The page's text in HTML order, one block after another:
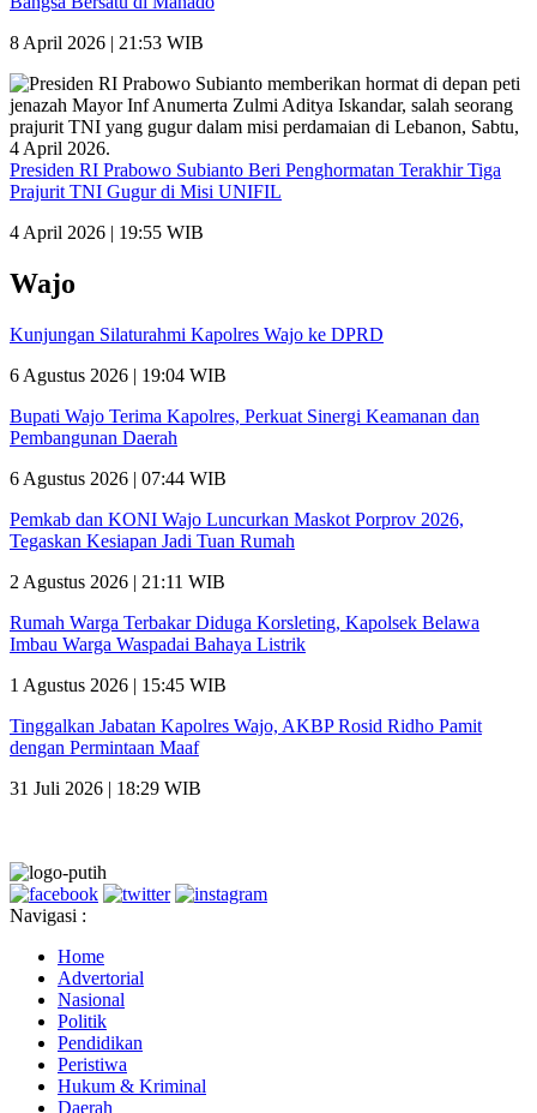
8 April 2026 | 21:53 WIB
Presiden RI Prabowo Subianto Beri Penghormatan Terakhir Tiga
Prajurit TNI Gugur di Misi UNIFIL
4 April 2026 | 19:55 WIB
Wajo
Kunjungan Silaturahmi Kapolres Wajo ke DPRD
6 Agustus 2026 | 19:04 WIB
Bupati Wajo Terima Kapolres, Perkuat Sinergi Keamanan dan
Pembangunan Daerah
6 Agustus 2026 | 07:44 WIB
Pemkab dan KONI Wajo Luncurkan Maskot Porprov 2026,
Tegaskan Kesiapan Jadi Tuan Rumah
2 Agustus 2026 | 21:11 WIB
Rumah Warga Terbakar Diduga Korsleting, Kapolsek Belawa
Imbau Warga Waspadai Bahaya Listrik
1 Agustus 2026 | 15:45 WIB
Tinggalkan Jabatan Kapolres Wajo, AKBP Rosid Ridho Pamit
dengan Permintaan Maaf
31 Juli 2026 | 18:29 WIB
Navigasi :
Home
Advertorial
Nasional
Politik
Pendidikan
Peristiwa
Hukum & Kriminal
Daerah